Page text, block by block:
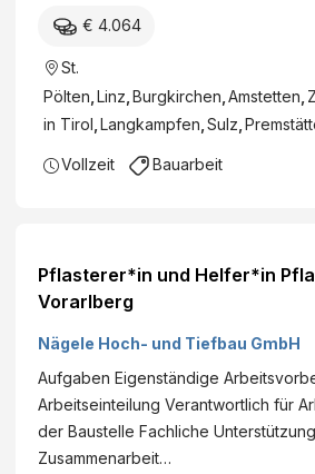
€ 4.064
St.
Pölten Linz Burgkirchen Amstetten
in Tirol Langkampfen Sulz
Vollzeit Bauarbeit
Pflasterer*in und Helfer*in
Vorarlberg
Nägele Hoch- und Tiefbau GmbH
Aufgaben Eigenständige
Arbeitseinteilung Verantwortlich für
der Baustelle Fachliche
Zusammenarbeit…